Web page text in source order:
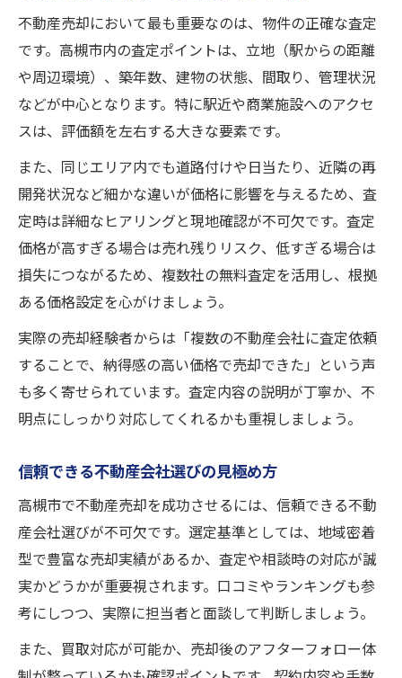
不動産売却において最も重要なのは、物件の正確な査定
です。高槻市内の査定ポイントは、立地（駅からの距離
や周辺環境）、築年数、建物の状態、間取り、管理状況
などが中心となります。特に駅近や商業施設へのアクセ
スは、評価額を左右する大きな要素です。
また、同じエリア内でも道路付けや日当たり、近隣の再
開発状況など細かな違いが価格に影響を与えるため、査
定時は詳細なヒアリングと現地確認が不可欠です。査定
価格が高すぎる場合は売れ残りリスク、低すぎる場合は
損失につながるため、複数社の無料査定を活用し、根拠
ある価格設定を心がけましょう。
実際の売却経験者からは「複数の不動産会社に査定依頼
することで、納得感の高い価格で売却できた」という声
も多く寄せられています。査定内容の説明が丁寧か、不
明点にしっかり対応してくれるかも重視しましょう。
信頼できる不動産会社選びの見極め方
高槻市で不動産売却を成功させるには、信頼できる不動
産会社選びが不可欠です。選定基準としては、地域密着
型で豊富な売却実績があるか、査定や相談時の対応が誠
実かどうかが重要視されます。口コミやランキングも参
考にしつつ、実際に担当者と面談して判断しましょう。
また、買取対応が可能か、売却後のアフターフォロー体